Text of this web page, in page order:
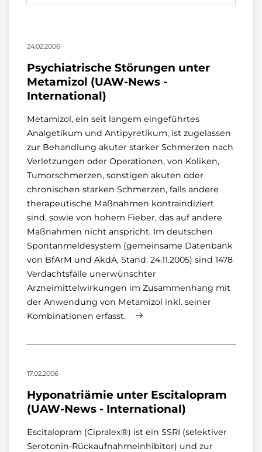
24.02.2006
Psychiatrische Störungen unter
Metamizol (UAW-News -
International)
Metamizol, ein seit langem eingeführtes
Analgetikum und Antipyretikum, ist zugelassen
zur Behandlung akuter starker Schmerzen nach
Verletzungen oder Operationen, von Koliken,
Tumorschmerzen, sonstigen akuten oder
chronischen starken Schmerzen, falls andere
therapeutische Maßnahmen kontraindiziert
sind, sowie von hohem Fieber, das auf andere
Maßnahmen nicht anspricht. Im deutschen
Spontanmeldesystem (gemeinsame Datenbank
von BfArM und AkdÄ, Stand: 24.11.2005) sind 1478
Verdachtsfälle unerwünschter
Arzneimittelwirkungen im Zusammenhang mit
der Anwendung von Metamizol inkl. seiner
Kombinationen erfasst.
17.02.2006
Hyponatriämie unter Escitalopram
(UAW-News - International)
Escitalopram (Cipralex®) ist ein SSRI (selektiver
Serotonin-Rückaufnahmeinhibitor) und zur